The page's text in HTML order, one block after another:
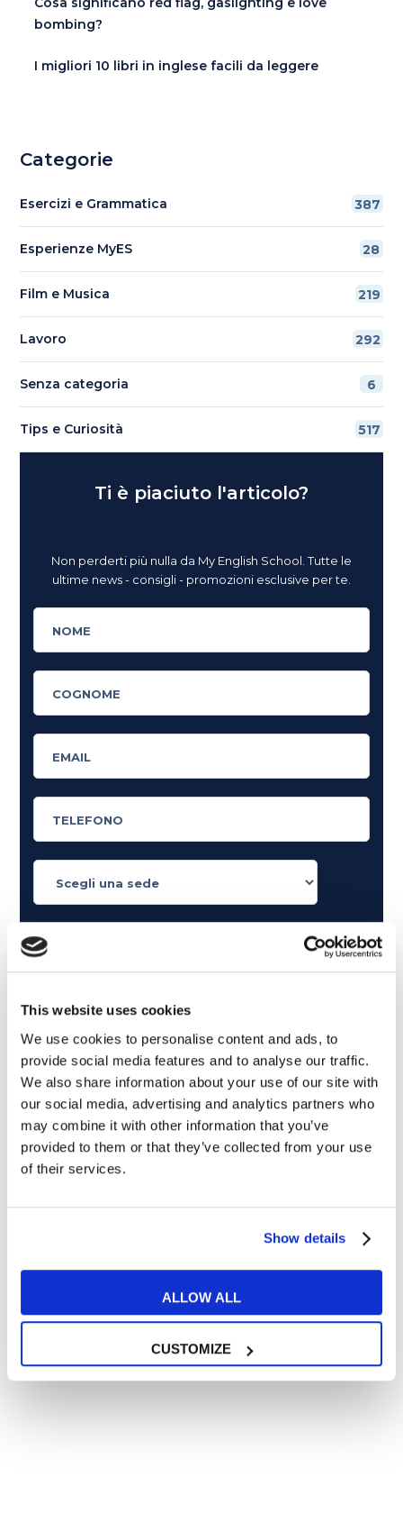
This website uses cookies
We use cookies to personalise content and ads, to
provide social media features and to analyse our traffic.
We also share information about your use of our site with
our social media, advertising and analytics partners who
may combine it with other information that you’ve
provided to them or that they’ve collected from your use
of their services.
Show details
ALLOW ALL
CUSTOMIZE
bombing?
I migliori 10 libri in inglese facili da leggere
Categorie
Esercizi e Grammatica 387
Esperienze MyES 28
Film e Musica 219
Lavoro 292
Senza categoria 6
Tips e Curiosità 517
Ti è piaciuto l'articolo?
Non perderti più nulla da My English School. Tutte le
ultime news - consigli - promozioni esclusive per te.
Articoli con tips e new sulla lingua inglese
Articoli divertenti su film e musica
In quanto di età superiore ai 16 anni, dichiaro di acconsentire
al trattamento dei miei dati personali in conformità
all’informativa privacy .
Desidero ricevere comunicazioni commerciali e promozionali
relative ai prodotti e servizi a marchio MyES